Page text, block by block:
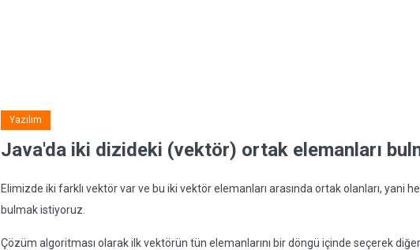
Yazılım
Java'da iki dizideki (vektör) ortak elemanları
Elimizde iki farklı vektör var ve bu iki vektör elemanları arasında ortak olanları, yani
bulmak istiyoruz.
Çözüm algoritması olarak ilk vektörün tün elemanlarını bir döngü içinde seçerek